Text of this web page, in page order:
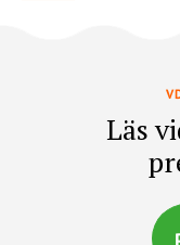
Läs